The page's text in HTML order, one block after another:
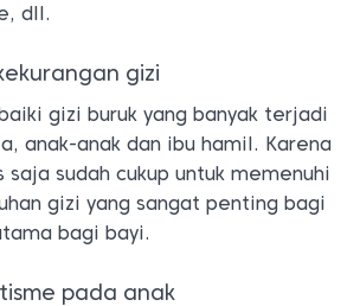
dll.
gizi
gizi buruk yang banyak terjadi
anak-anak dan ibu hamil. Karena
saja sudah cukup untuk memenuhi
gizi yang sangat penting bagi
bagi bayi.
pada anak